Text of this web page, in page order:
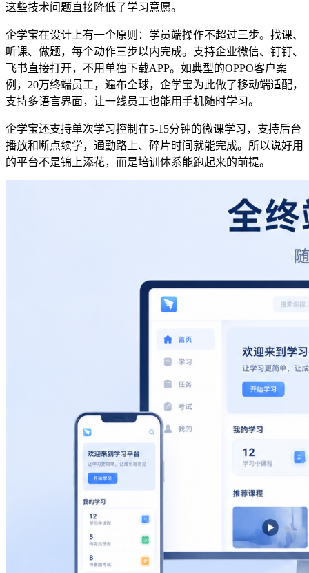
这些技术问题直接降低了学习意愿。
企学宝在设计上有一个原则：学员端操作不超过三步。找课、
听课、做题，每个动作三步以内完成。支持企业微信、钉钉、
飞书直接打开，不用单独下载APP。如典型的OPPO客户案
例 ，20万终端员工，遍布全球， 企学宝为此做了移动端适配，
支持多语言界面，让一线员工也能用手机随时学习。
企学宝还支持单次学习控制在5-15分钟的微课学习，支持后台
播放和断点续学，通勤路上、碎片时间就能完成。 所以说好用
的平台不是锦上添花，而是培训体系能跑起来的前提。